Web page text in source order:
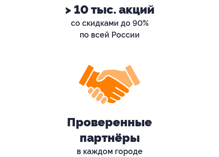
> 10 тыс. акций
со скидками до 90%
по всей России
Проверенные
партнёры
в каждом городе